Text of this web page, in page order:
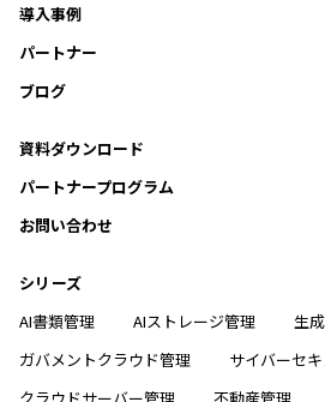
導入事例
パートナー
ブログ
資料ダウンロード
パートナープログラム
お問い合わせ
シリーズ
AI書類管理
AIストレージ管理
生
ガバメントクラウド管理
サイバーセ
クラウドサーバー管理
不動産管理